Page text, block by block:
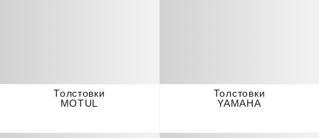
Толстовки
MOTUL
Толстовки
YAMAHA